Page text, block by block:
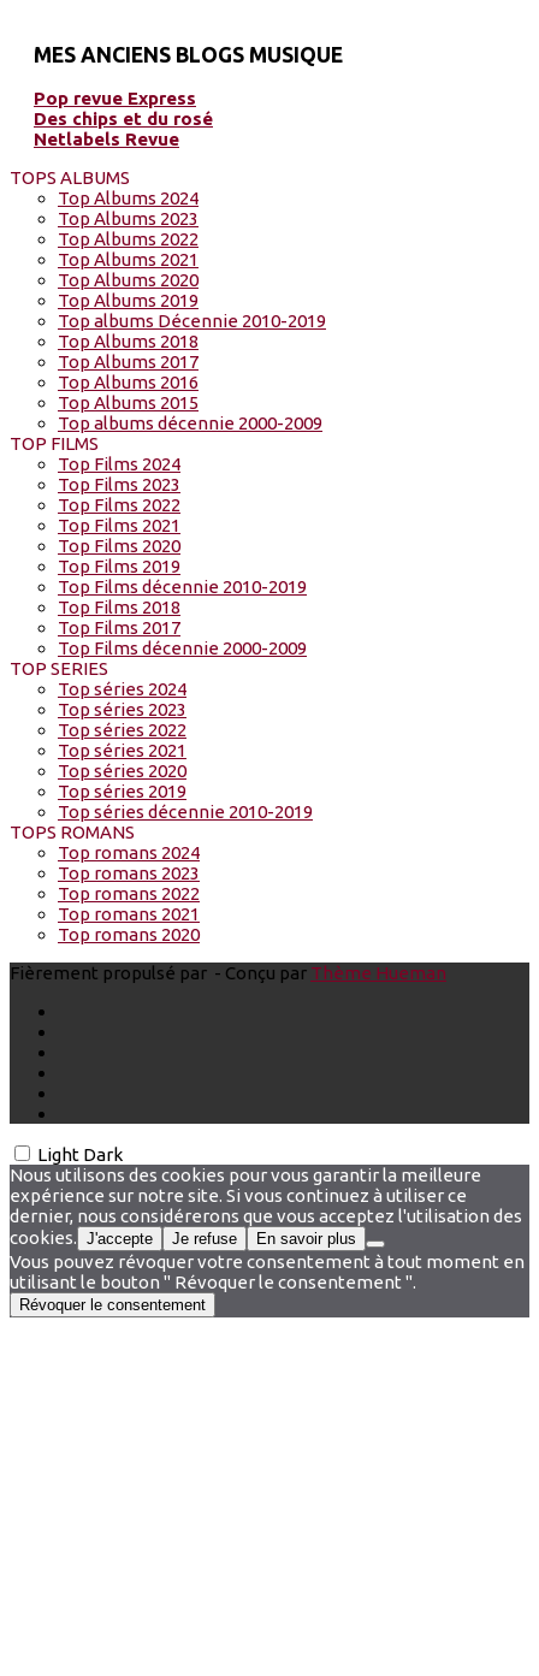
MES ANCIENS BLOGS MUSIQUE
Pop revue Express
Des chips et du rosé
Netlabels Revue
TOPS ALBUMS
Top Albums 2024
Top Albums 2023
Top Albums 2022
Top Albums 2021
Top Albums 2020
Top Albums 2019
Top albums Décennie 2010-2019
Top Albums 2018
Top Albums 2017
Top Albums 2016
Top Albums 2015
Top albums décennie 2000-2009
TOP FILMS
Top Films 2024
Top Films 2023
Top Films 2022
Top Films 2021
Top Films 2020
Top Films 2019
Top Films décennie 2010-2019
Top Films 2018
Top Films 2017
Top Films décennie 2000-2009
TOP SERIES
Top séries 2024
Top séries 2023
Top séries 2022
Top séries 2021
Top séries 2020
Top séries 2019
Top séries décennie 2010-2019
TOPS ROMANS
Top romans 2024
Top romans 2023
Top romans 2022
Top romans 2021
Top romans 2020
Fièrement propulsé par - Conçu par Thème Hueman
Light Dark
Nous utilisons des cookies pour vous garantir la meilleure
expérience sur notre site. Si vous continuez à utiliser ce
dernier, nous considérerons que vous acceptez l'utilisation des
cookies. J'accepte Je refuse En savoir plus
Vous pouvez révoquer votre consentement à tout moment en
utilisant le bouton " Révoquer le consentement ".
Révoquer le consentement